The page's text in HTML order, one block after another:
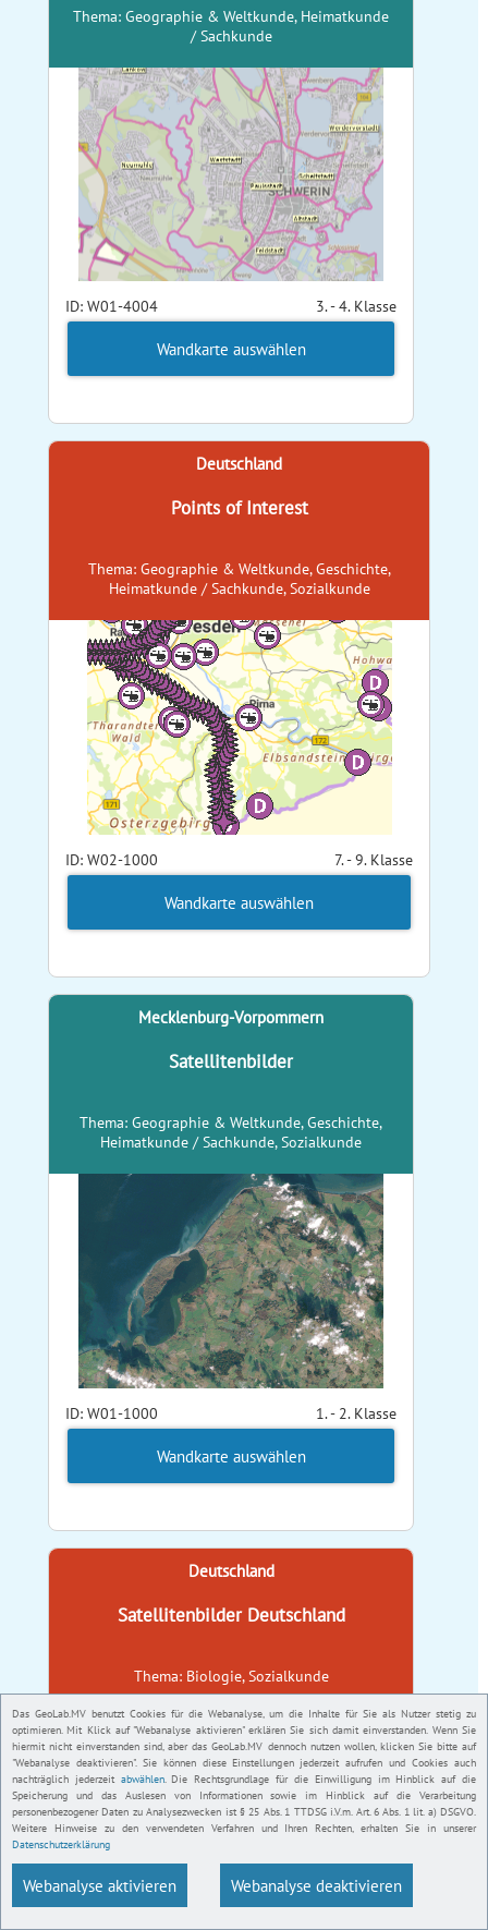
Das GeoLab.MV benutzt Cookies für die Webanalyse, um die Inhalte für Sie als Nutzer stetig zu
optimieren. Mit Klick auf "Webanalyse aktivieren" erklären Sie sich damit einverstanden. Wenn Sie
hiermit nicht einverstanden sind, aber das GeoLab.MV dennoch nutzen wollen, klicken Sie bitte auf
"Webanalyse deaktivieren". Sie können diese Einstellungen jederzeit aufrufen und Cookies auch
nachträglich jederzeit abwählen. Die Rechtsgrundlage für die Einwilligung im Hinblick auf die
Speicherung und das Auslesen von Informationen sowie im Hinblick auf die Verarbeitung
personenbezogener Daten zu Analysezwecken ist § 25 Abs. 1 TTDSG i.V.m. Art. 6 Abs. 1 lit. a) DSGVO.
Weitere Hinweise zu den verwendeten Verfahren und Ihren Rechten, erhalten Sie in unserer
Datenschutzerklärung
Webanalyse aktivieren Webanalyse deaktivieren
Thema: Geographie & Weltkunde, Heimatkunde
/ Sachkunde
ID: W01-4004 3. - 4. Klasse
Wandkarte auswählen
Deutschland
Points of Interest
Thema: Geographie & Weltkunde, Geschichte,
Heimatkunde / Sachkunde, Sozialkunde
ID: W02-1000 7. - 9. Klasse
Wandkarte auswählen
Mecklenburg-Vorpommern
Satellitenbilder
Thema: Geographie & Weltkunde, Geschichte,
Heimatkunde / Sachkunde, Sozialkunde
ID: W01-1000 1. - 2. Klasse
Wandkarte auswählen
Deutschland
Satellitenbilder Deutschland
Thema: Biologie, Sozialkunde